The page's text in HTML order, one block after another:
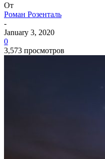
От
Роман Розенталь
-
January 3, 2020
0
3,573 просмотров